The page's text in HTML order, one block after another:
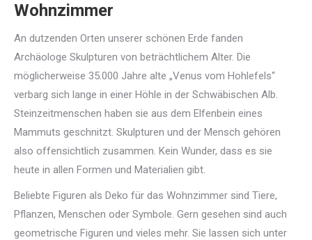
Wohnzimmer
An dutzenden Orten unserer schönen Erde fanden
Archäologe Skulpturen von beträchtlichem Alter. Die
möglicherweise 35.000 Jahre alte „Venus vom Hohlefels“
verbarg sich lange in einer Höhle in der Schwäbischen Alb.
Steinzeitmenschen haben sie aus dem Elfenbein eines
Mammuts geschnitzt. Skulpturen und der Mensch gehören
also offensichtlich zusammen. Kein Wunder, dass es sie
heute in allen Formen und Materialien gibt.
Beliebte Figuren als Deko für das Wohnzimmer sind Tiere,
Pflanzen, Menschen oder Symbole. Gern gesehen sind auch
geometrische Figuren und vieles mehr. Sie lassen sich unter